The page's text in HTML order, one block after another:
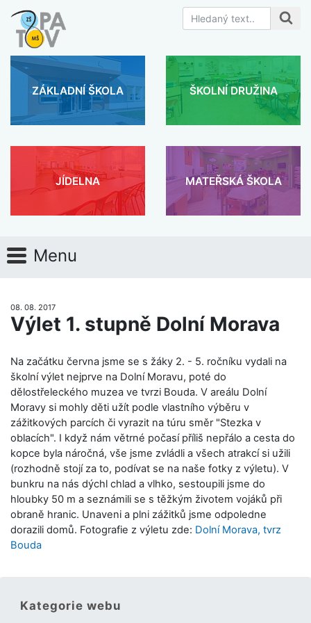
ZÁKLADNÍ ŠKOLA ŠKOLNÍ DRUŽINA
JÍDELNA MATEŘSKÁ ŠKOLA
Menu
08. 08. 2017
Výlet 1. stupně Dolní Morava
Na začátku června jsme se s žáky 2. - 5. ročníku vydali na
školní výlet nejprve na Dolní Moravu, poté do
dělostřeleckého muzea ve tvrzi Bouda. V areálu Dolní
Moravy si mohly děti užít podle vlastního výběru v
zážitkových parcích či vyrazit na túru směr "Stezka v
oblacích". I když nám větrné počasí příliš nepřálo a cesta do
kopce byla náročná, vše jsme zvládli a všech atrakcí si užili
(rozhodně stojí za to, podívat se na naše fotky z výletu). V
bunkru na nás dýchl chlad a vlhko, sestoupili jsme do
hloubky 50 m a seznámili se s těžkým životem vojáků při
obraně hranic. Unaveni a plni zážitků jsme odpoledne
dorazili domů. Fotografie z výletu zde: Dolní Morava, tvrz
Bouda
Kategorie webu